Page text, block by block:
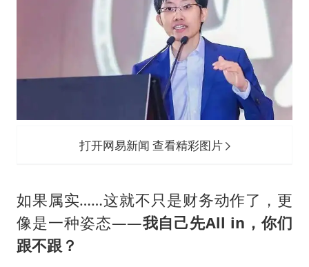
打开网易新闻 查看精彩图片
如果属实……这就不只是财务动作了，更
像是一种姿态——我自己先All in，你们
跟不跟？